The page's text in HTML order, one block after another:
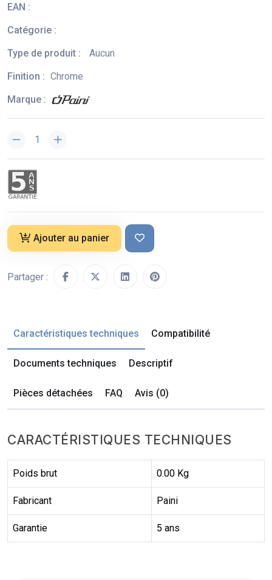
EAN :
Catégorie :
Type de produit :
Aucun
Finition : Chrome
Marque :
Ajouter au panier
Partager :
Caractéristiques techniques Compatibilité
Documents techniques Descriptif
Pièces détachées FAQ Avis (0)
CARACTÉRISTIQUES TECHNIQUES
Poids brut 0.00 Kg
Fabricant Paini
Garantie 5 ans